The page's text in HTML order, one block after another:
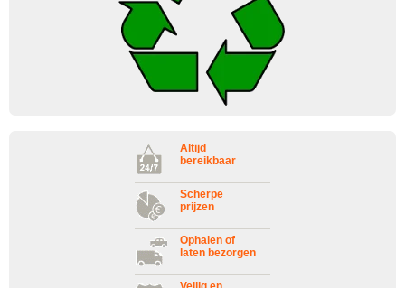
Altijd
bereikbaar
Scherpe
prijzen
Ophalen of
laten bezorgen